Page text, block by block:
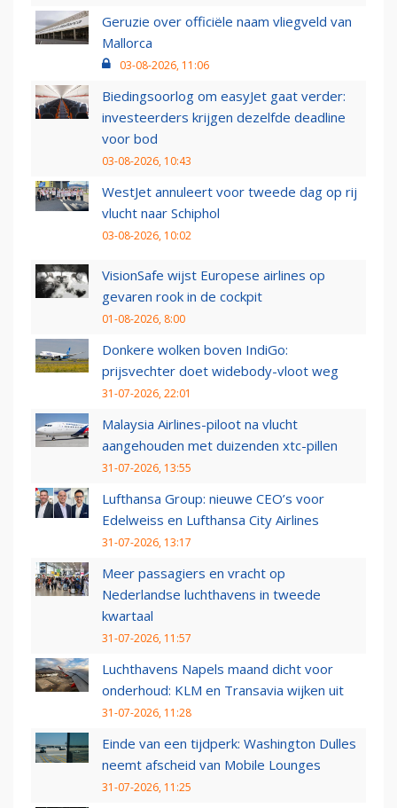
Geruzie over officiële naam vliegveld van
Mallorca
03-08-2026, 11:06
Biedingsoorlog om easyJet gaat verder:
investeerders krijgen dezelfde deadline
voor bod
03-08-2026, 10:43
WestJet annuleert voor tweede dag op rij
vlucht naar Schiphol
03-08-2026, 10:02
VisionSafe wijst Europese airlines op
gevaren rook in de cockpit
01-08-2026, 8:00
Donkere wolken boven IndiGo:
prijsvechter doet widebody-vloot weg
31-07-2026, 22:01
Malaysia Airlines-piloot na vlucht
aangehouden met duizenden xtc-pillen
31-07-2026, 13:55
Lufthansa Group: nieuwe CEO’s voor
Edelweiss en Lufthansa City Airlines
31-07-2026, 13:17
Meer passagiers en vracht op
Nederlandse luchthavens in tweede
kwartaal
31-07-2026, 11:57
Luchthavens Napels maand dicht voor
onderhoud: KLM en Transavia wijken uit
31-07-2026, 11:28
Einde van een tijdperk: Washington Dulles
neemt afscheid van Mobile Lounges
31-07-2026, 11:25